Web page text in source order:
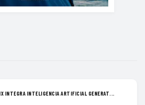
INTEGRA INTELIGENCIA ARTIFICIAL GENERAT...